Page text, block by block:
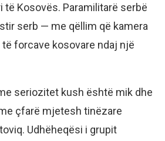
të Kosovës. Paramilitarë serbë
serb — me qëllim që kamera
forcave kosovare ndaj një
seriozitet kush është mik dhe
çfarë mjetesh tinëzare
Udhëheqësi i grupit